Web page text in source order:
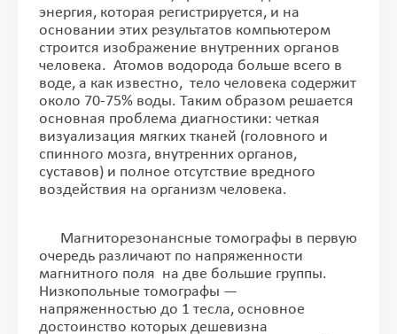
энергия, которая регистрируется, и на
основании этих результатов компьютером
строится изображение внутренних органов
человека. Атомов водорода больше всего в
воде, а как известно, тело человека содержит
около 70-75% воды. Таким образом решается
основная проблема диагностики: четкая
визуализация мягких тканей (головного и
спинного мозга, внутренних органов,
суставов) и полное отсутствие вредного
воздействия на организм человека.
Магниторезонансные томографы в первую
очередь различают по напряженности
магнитного поля на две большие группы.
Низкопольные томографы —
напряженностью до 1 тесла, основное
достоинство которых дешевизна